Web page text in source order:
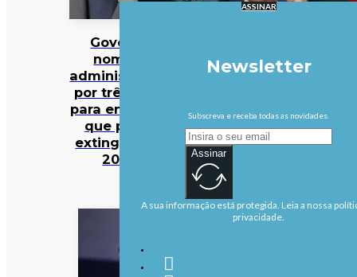
Governo
nomeia
administração
por três anos
para entidade
que prevê
extinguir em
2027
ASSINAR
Newsletter
Subscreva e receba todas as novidades.
Assinar
A sua informação está protegida. Leia a nossa
privacidade.